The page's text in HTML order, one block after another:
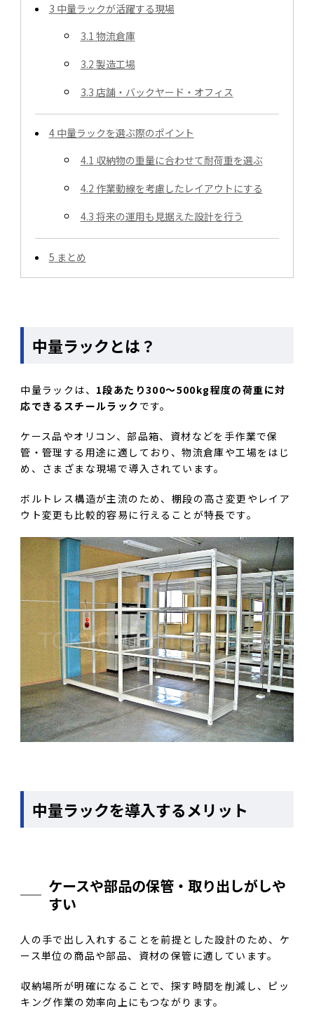
3 中量ラックが活躍する現場
3.1 物流倉庫
3.2 製造工場
3.3 店舗・バックヤード・オフィス
4中量ラックを選ぶ際のポイント
4.1 収納物の重量に合わせて耐荷重を選ぶ
4.2 作業動線を考慮したレイアウトにする
4.3 将来の運用も見据えた設計を行う
5 まとめ
中量ラックとは？
中量ラックは、 1段あたり300～500kg程度の荷重に対
応できるスチールラック です。
ケース品やオリコン、部品箱、資材などを手作業で保
管・管理する用途に適しており、物流倉庫や工場をはじ
め、さまざまな現場で導入されています。
ボルトレス構造が主流のため、棚段の高さ変更やレイア
ウト変更も比較的容易に行えることが特長です。
中量ラックを導入するメリット
ケースや部品の保管・取り出しがしや
すい
人の手で出し入れすることを前提とした設計のため、ケ
ース単位の商品や部品、資材の保管に適しています。
収納場所が明確になることで、探す時間を削減し、ピッ
キング作業の効率向上にもつながります。